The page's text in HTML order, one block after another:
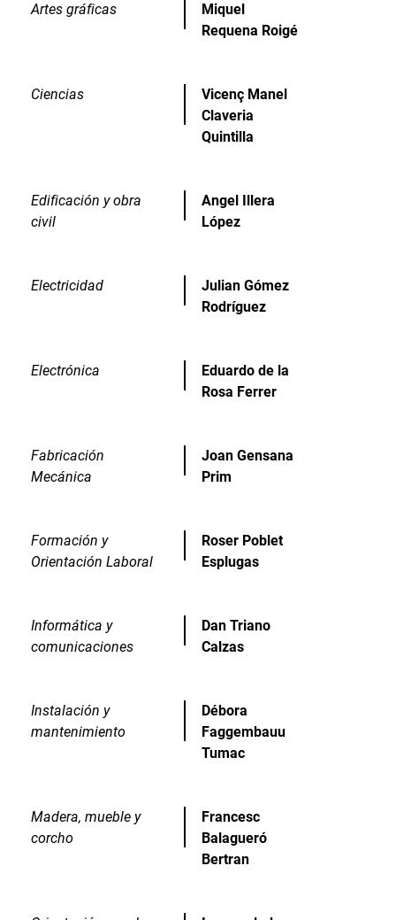
Artes gráficas
Miquel
Requena Roigé
Ciencias
Vicenç Manel
Claveria
Quintilla
Edificación y obra
civil
Angel Illera
López
Electricidad
Julian Gómez
Rodríguez
Electrónica
Eduardo de la
Rosa Ferrer
Fabricación
Mecánica
Joan Gensana
Prim
Formación y
Orientación Laboral
Roser Poblet
Esplugas
Informática y
comunicaciones
Dan Triano
Calzas
Instalación y
mantenimiento
Débora
Faggembauu
Tumac
Madera, mueble y
corcho
Francesc
Balagueró
Bertran